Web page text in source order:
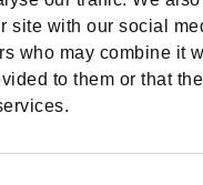
site with our social
who may combine it
to them or that
dans nos
des
: baskets, mocassins,